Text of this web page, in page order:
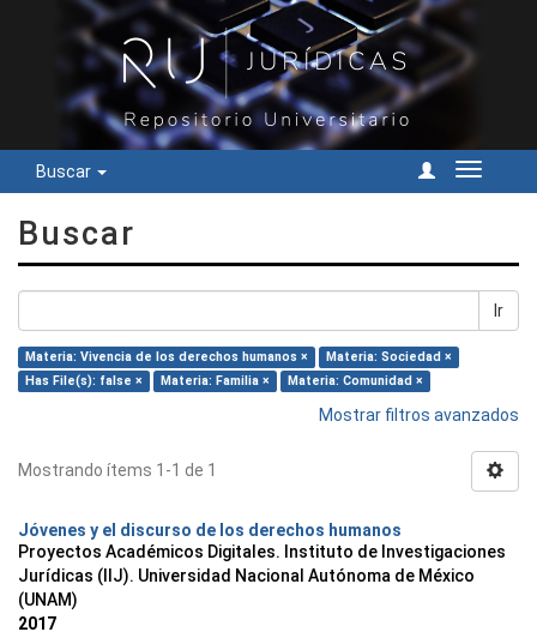
Buscar
Cambiar
Buscar
Ir
Materia: Vivencia de los derechos humanos ×
Materia: Sociedad ×
Has File(s): false ×
Materia: Familia × Materia: Comunidad ×
Mostrar filtros avanzados
Mostrando ítems 1-1 de 1
Jóvenes y el discurso de los derechos humanos
Proyectos Académicos Digitales. Instituto de Investigaciones
Jurídicas (IIJ). Universidad Nacional Autónoma de México
(UNAM)
2017